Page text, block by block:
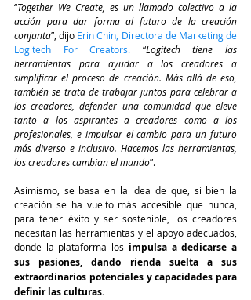
“Together We Create, es un llamado colectivo a la
acción para dar forma al futuro de la creación
conjunta”, dijo Erin Chin, Directora de Marketing de
Logitech For Creators. “Logitech tiene las
herramientas para ayudar a los creadores a
simplificar el proceso de creación. Más allá de eso,
también se trata de trabajar juntos para celebrar a
los creadores, defender una comunidad que eleve
tanto a los aspirantes a creadores como a los
profesionales, e impulsar el cambio para un futuro
más diverso e inclusivo. Hacemos las herramientas,
los creadores cambian el mundo”.
Asimismo, se basa en la idea de que, si bien la
creación se ha vuelto más accesible que nunca,
para tener éxito y ser sostenible, los creadores
necesitan las herramientas y el apoyo adecuados,
donde la plataforma los impulsa a dedicarse a
sus pasiones, dando rienda suelta a sus
extraordinarios potenciales y capacidades para
definir las culturas.